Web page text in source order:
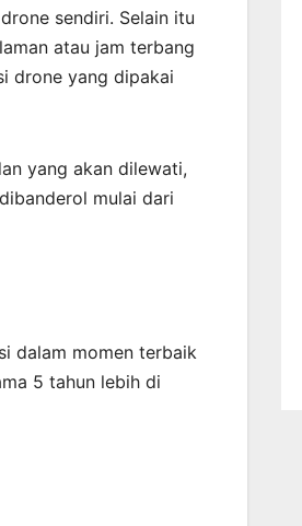
sendiri. Selain itu
atau jam terbang
drone yang dipakai
yang akan dilewati,
mulai dari
dalam momen terbaik
5 tahun lebih di